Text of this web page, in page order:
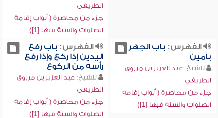
الطريفي
جزء من محاضرة ( أبواب إقامة
الصلوات والسنة فيها [1])
الفهرس: باب الجهر
بآمين
للشيخ: عبد العزيز بن مرزوق
الطريفي
جزء من محاضرة ( أبواب إقامة
الصلوات والسنة فيها [1])
الفهرس: باب رفع
اليدين إذا ركع وإذا رفع
رأسه من الركوع
للشيخ: عبد العزيز بن مرزوق
الطريفي
جزء من محاضرة ( أبواب إقامة
الصلوات والسنة فيها [1])